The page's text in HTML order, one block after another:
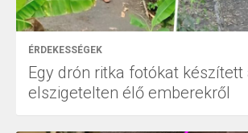
ÉRDEKESSÉGEK
Egy drón ritka fotókat készített
elszigetelten élő emberekről